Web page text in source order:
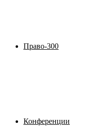
Право-300
Конференции